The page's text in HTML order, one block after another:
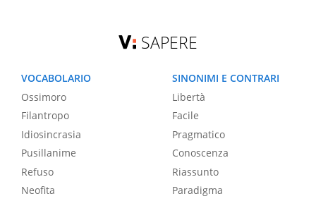
SAPERE
VOCABOLARIO
Ossimoro
Filantropo
Idiosincrasia
Pusillanime
Refuso
Neofita
SINONIMI E CONTRARI
Libertà
Facile
Pragmatico
Conoscenza
Riassunto
Paradigma